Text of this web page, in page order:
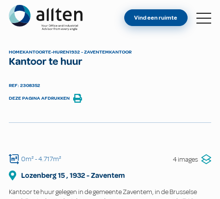
Allten
VIND EEN RUIMTE
Vind een ruimte
HOMEKANTOORTE-HUREN1932 - ZAVENTEMKANTOOR
Kantoor te huur
REF: 2308352
DEZE PAGINA AFDRUKKEN
0m²- 4.717m² 4 images
Lozenberg15, 1932-Zaventem
Kantoor te huur gelegen in de gemeente Zaventem, in de Brusselse